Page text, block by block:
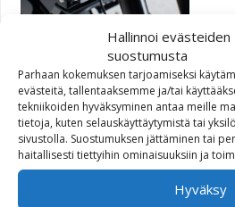
Hallinnoi evästeiden
suostumusta
Parhaan kokemuksen tarjoamiseksi
evästeitä, tallentaaksemme ja/tai
tekniikoiden hyväksyminen antaa meille
tietoja, kuten selauskäyttäytymistä tai
sivustolla. Suostumuksen jättäminen tai
haitallisesti tiettyihin ominaisuuksiin ja
Hyväksy
SW-Motech HAWK-
lisävalosarjan kiinnike,
KTM 1050/1090 Adv., 1190
Adv./R
65,00€